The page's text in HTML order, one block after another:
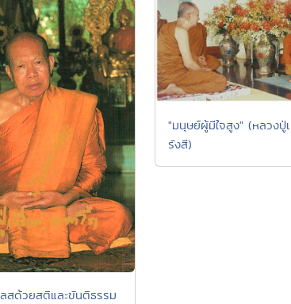
สด้วยสติและขันติธรรม
"มนุษย์ผู้มีใจสูง" (หลวงปู่
รังสี)